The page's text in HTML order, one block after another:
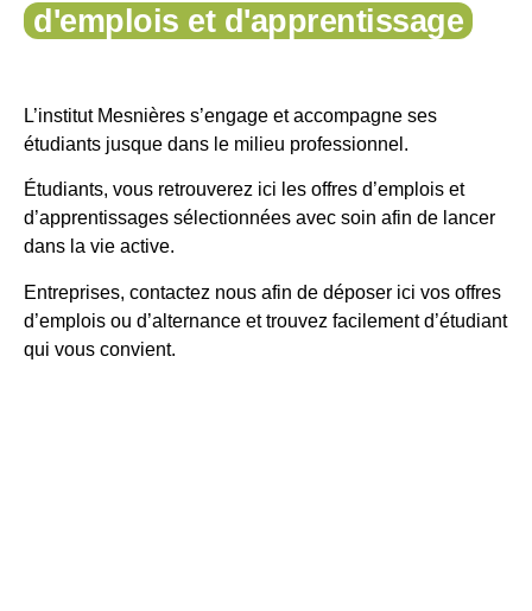
d'emplois et d'apprentissage
L’institut Mesnières s’engage et accompagne ses
étudiants jusque dans le milieu professionnel.
Étudiants, vous retrouverez ici les offres d’emplois et
d’apprentissages sélectionnées avec soin afin de lancer
dans la vie active.
Entreprises, contactez nous afin de déposer ici vos offres
d’emplois ou d’alternance et trouvez facilement d’étudiant
qui vous convient.